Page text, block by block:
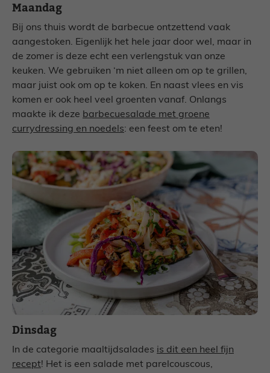
Maandag
Bij ons thuis wordt de barbecue ontzettend vaak
aangestoken. Eigenlijk het hele jaar door wel, maar in
de zomer is deze echt een verlengstuk van onze
keuken. We gebruiken ‘m niet alleen om op te grillen,
maar juist ook om op te koken. En naast vlees en vis
komen er ook heel veel groenten vanaf. Onlangs
maakte ik deze barbecuesalade met groene
currydressing en noedels: een feest om te eten!
Dinsdag
In de categorie maaltijdsalades is dit een heel fijn
recept! Het is een salade met parelcouscous,